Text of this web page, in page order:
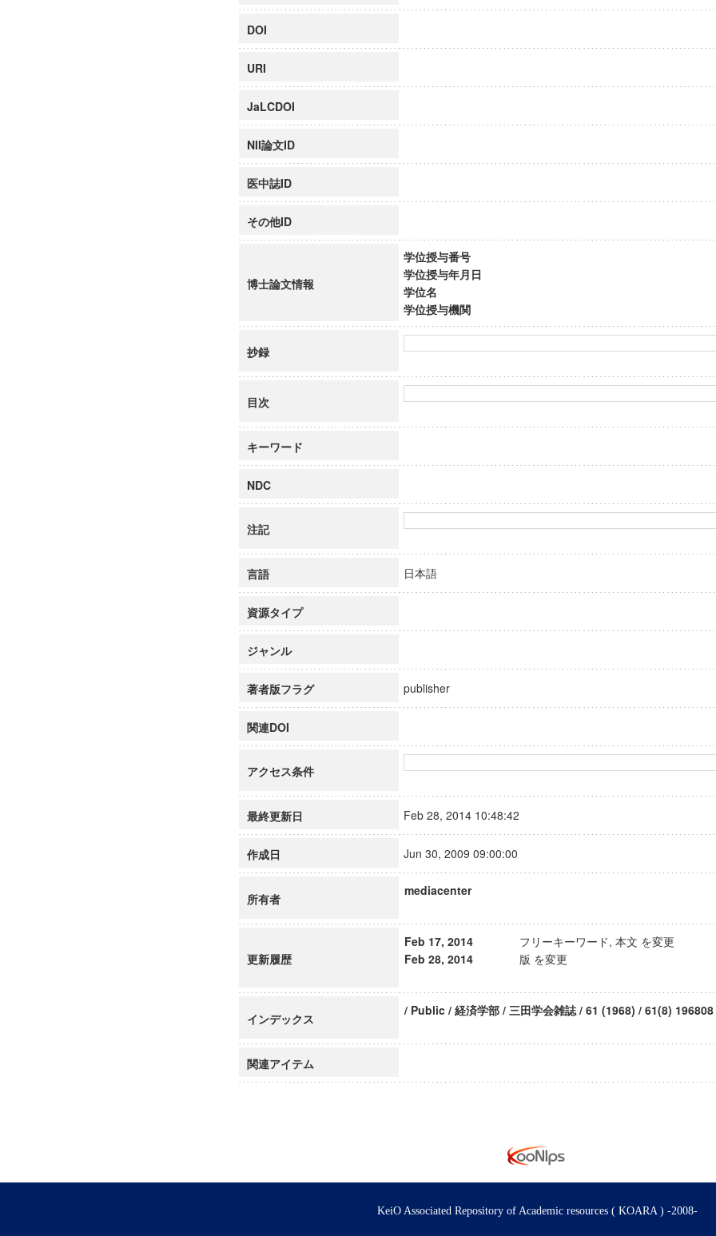
DOI
URI
JaLCDOI
NII論文ID
医中誌ID
その他ID
博士論文情報
学位授与番号
学位授与年月日
学位名
学位授与機関
抄録
目次
キーワード
NDC
注記
言語 日本語
資源タイプ
ジャンル
著者版フラグ publisher
関連DOI
アクセス条件
最終更新日 Feb 28, 2014 10:48:42
作成日 Jun 30, 2009 09:00:00
所有者
mediacenter
更新履歴
Feb 17, 2014
フリーキーワード, 本文 を変更
Feb 28, 2014
版 を変更
インデックス
/ Public / 経済学部 / 三田学会雑誌 / 61 (1968) / 61(8) 196808
関連アイテム
KeiO Associated Repository of Academic resources ( KOARA ) -2008-